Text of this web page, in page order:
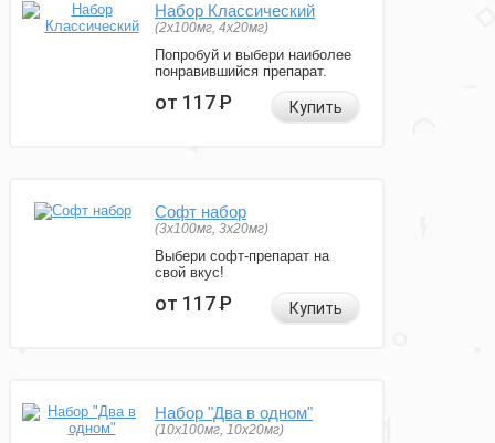
Набор Классический
(2x100мг, 4x20мг)
Попробуй и выбери наиболее
понравившийся препарат.
от 117Р Купить
Софт набор
(3x100мг, 3x20мг)
Выбери софт-препарат на
свой вкус!
от 117Р Купить
Набор "Два в одном"
(10x100мг, 10x20мг)